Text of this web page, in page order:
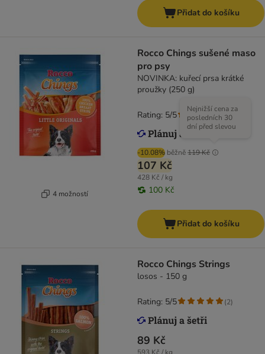
Přidat do košíku
4 možností
Rocco Chings sušené maso
pro psy
NOVINKA: kuřecí prsa krátké
proužky (250 g)
-10.08% běžně119 Kč
Nejnižší cena za
posledních 30
dní před slevou
107 Kč
428 Kč / kg
100 Kč
Rating: 5/5 (4)
Přidat do košíku
Rocco Chings Strings
losos - 150 g
89 Kč
Rating: 5/5 (2)